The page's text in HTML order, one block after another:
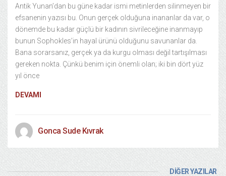
Antik Yunan’dan bu güne kadar ismi metinlerden silinmeyen bir
efsanenin yazısı bu. Onun gerçek olduğuna inananlar da var, o
dönemde bu kadar güçlü bir kadının sivrileceğine inanmayıp
bunun Sophokles’in hayal ürünü olduğunu savunanlar da.
Bana sorarsanız, gerçek ya da kurgu olması değil tartışılması
gereken nokta. Çünkü benim için önemli olan; iki bin dört yüz
yıl önce
DEVAMI
Gonca Sude Kıvrak
DİĞER YAZILAR